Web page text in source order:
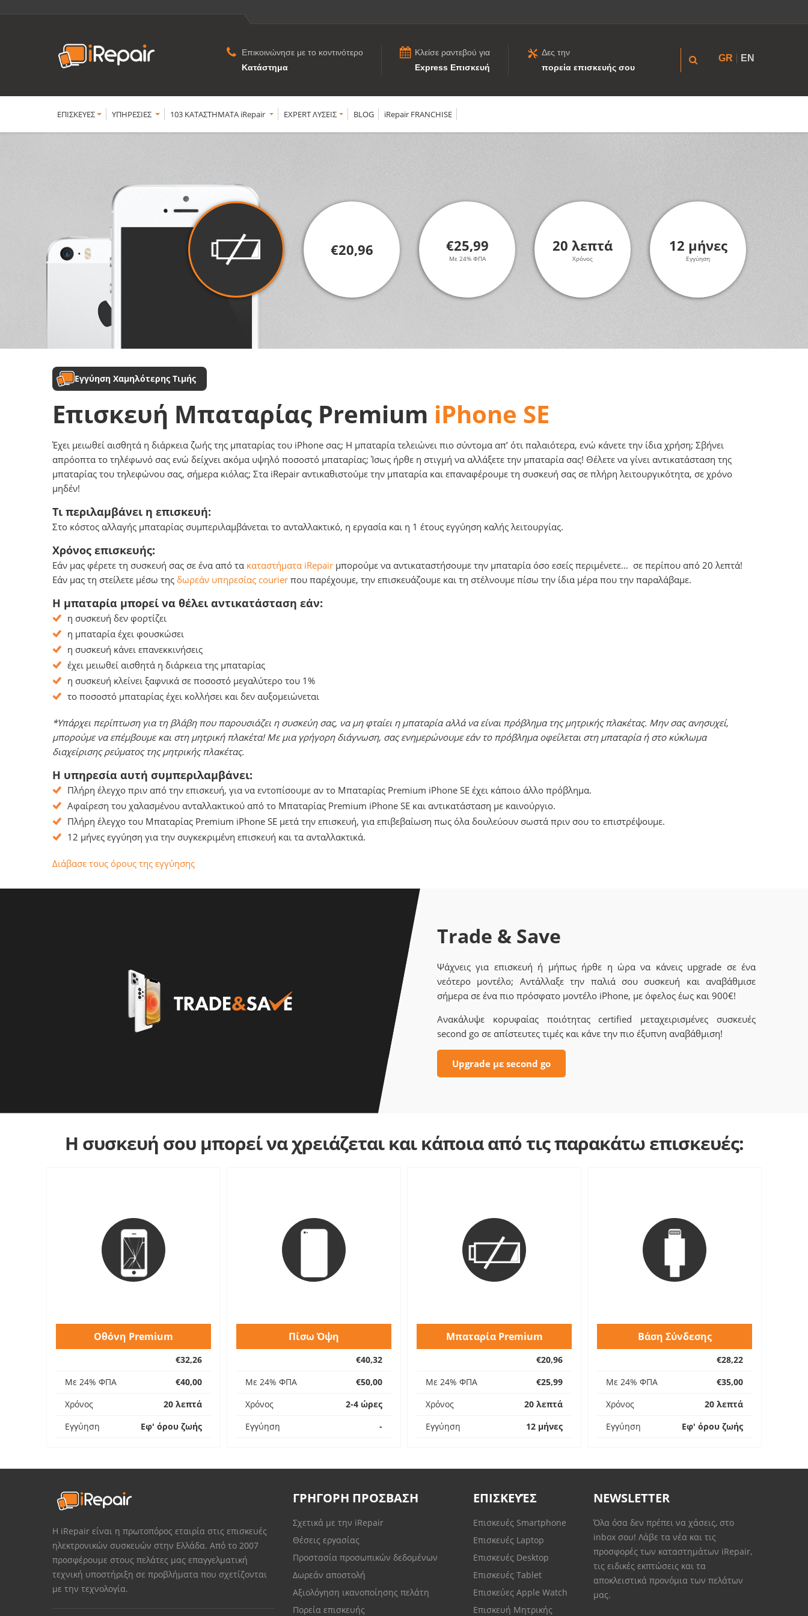
Επικοινώνησε με το κοντινότερο
Κατάστημα
Κλείσε ραντεβού για
Express Επισκευή
Δες την
πορεία επισκευής σου
GR EN
ΕΠΙΣΚΕΥΕΣ YΠΗΡΕΣΙΕΣ 103 ΚΑΤΑΣΤΗΜΑΤΑ iRepair EXPERT ΛΥΣΕΙΣ BLOG iRepair FRANCHISE
€20,96 €25,99
Με 24% ΦΠΑ
20 λεπτά
Χρόνος
12 μήνες
Εγγύηση
Εγγύηση Χαμηλότερης Τιμής
Επισκευή Μπαταρίας Premium iPhone SE
Έχει μειωθεί αισθητά η διάρκεια ζωής της μπαταρίας του iPhone σας; H μπαταρία τελειώνει πιο σύντομα απ’ ότι παλαιότερα, ενώ κάνετε την ίδια χρήση; Σβήνει
απρόοπτα το τηλέφωνό σας ενώ δείχνει ακόμα υψηλό ποσοστό μπαταρίας; Ίσως ήρθε η στιγμή να αλλάξετε την μπαταρία σας! Θέλετε να γίνει αντικατάσταση της
μπαταρίας του τηλεφώνου σας, σήμερα κιόλας; Στα iRepair αντικαθιστούμε την μπαταρία και επαναφέρουμε τη συσκευή σας σε πλήρη λειτουργικότητα, σε χρόνο
μηδέν!
Τι περιλαμβάνει η επισκευή:
Στο κόστος αλλαγής μπαταρίας συμπεριλαμβάνεται το ανταλλακτικό, η εργασία και η 1 έτους εγγύηση καλής λειτουργίας.
Χρόνος επισκευής:
Εάν μας φέρετε τη συσκευή σας σε ένα από τα καταστήματα iRepair μπορούμε να αντικαταστήσουμε την μπαταρία όσο εσείς περιμένετε… σε περίπου από 20 λεπτά!
Εάν μας τη στείλετε μέσω της δωρεάν υπηρεσίας courier που παρέχουμε, την επισκευάζουμε και τη στέλνουμε πίσω την ίδια μέρα που την παραλάβαμε.
Η μπαταρία μπορεί να θέλει αντικατάσταση εάν:
η συσκευή δεν φορτίζει
η μπαταρία έχει φουσκώσει
η συσκευή κάνει επανεκκινήσεις
έχει μειωθεί αισθητά η διάρκεια της μπαταρίας
η συσκευή κλείνει ξαφνικά σε ποσοστό μεγαλύτερο του 1%
το ποσοστό μπαταρίας έχει κολλήσει και δεν αυξομειώνεται
*Υπάρχει περίπτωση για τη βλάβη που παρουσιάζει η συσκεύη σας, να μη φταίει η μπαταρία αλλά να είναι πρόβλημα της μητρικής πλακέτας. Μην σας ανησυχεί,
μπορούμε να επέμβουμε και στη μητρική πλακέτα! Με μια γρήγορη διάγνωση, σας ενημερώνουμε εάν το πρόβλημα οφείλεται στη μπαταρία ή στο κύκλωμα
διαχείρισης ρεύματος της μητρικής πλακέτας.
Η υπηρεσία αυτή συμπεριλαμβάνει:
Πλήρη έλεγχο πριν από την επισκευή, για να εντοπίσουμε αν το Μπαταρίας Premium iPhone SE έχει κάποιο άλλο πρόβλημα.
Αφαίρεση του χαλασμένου ανταλλακτικού από το Μπαταρίας Premium iPhone SE και αντικατάσταση με καινούργιο.
Πλήρη έλεγχο του Μπαταρίας Premium iPhone SE μετά την επισκευή, για επιβεβαίωση πως όλα δουλεύουν σωστά πριν σου το επιστρέψουμε.
12 μήνες εγγύηση για την συγκεκριμένη επισκευή και τα ανταλλακτικά.
Διάβασε τους όρους της εγγύησης
Trade & Save
Ψάχνεις για επισκευή ή μήπως ήρθε η ώρα να κάνεις upgrade σε ένα
νεότερο μοντέλο; Αντάλλαξε την παλιά σου συσκευή και αναβάθμισε
σήμερα σε ένα πιο πρόσφατο μοντέλο iPhone, με όφελος έως και 900€!
Ανακάλυψε κορυφαίας ποιότητας certified μεταχειρισμένες συσκευές
second go σε απίστευτες τιμές και κάνε την πιο έξυπνη αναβάθμιση!
Upgrade με second go
Η συσκευή σου μπορεί να χρειάζεται και κάποια από τις παρακάτω επισκευές:
Οθόνη Premium
€32,26
Με 24% ΦΠΑ
€40,00
Χρόνος
20 λεπτά
Εγγύηση
Εφ' όρου ζωής
Πίσω Όψη
€40,32
Με 24% ΦΠΑ
€50,00
Χρόνος
2-4 ώρες
Εγγύηση
-
Μπαταρία Premium
€20,96
Με 24% ΦΠΑ
€25,99
Χρόνος
20 λεπτά
Εγγύηση
12 μήνες
Βάση Σύνδεσης
€28,22
Με 24% ΦΠΑ
€35,00
Χρόνος
20 λεπτά
Εγγύηση
Εφ' όρου ζωής
Η iRepair είναι η πρωτοπόρος εταιρία στις επισκευές
ηλεκτρονικών συσκευών στην Ελλάδα. Από το 2007
προσφέρουμε στους πελάτες μας επαγγελματική
τεχνική υποστήριξη σε προβλήματα που σχετίζονται
με την τεχνολογία.
ΓΡΗΓΟΡΗ ΠΡΟΣΒΑΣΗ
Σχετικά με την iRepair
Θέσεις εργασίας
Προστασία προσωπικών δεδομένων
Δωρεάν αποστολή
Αξιολόγηση ικανοποίησης πελάτη
Πορεία επισκευής
ΕΠΙΣΚΕΥΈΣ
Επισκευές Smartphone
Επισκευές Laptop
Επισκευές Desktop
Επισκευές Tablet
Επισκεύες Apple Watch
Επισκευή Μητρικής
NEWSLETTER
Όλα όσα δεν πρέπει να χάσεις, στο
inbox σου! Λάβε τα νέα και τις
προσφορές των καταστημάτων iRepair,
τις ειδικές εκπτώσεις και τα
αποκλειστικά προνόμια των πελάτων
μας.